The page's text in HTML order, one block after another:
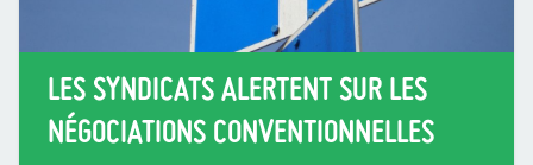
LES SYNDICATS ALERTENT SUR LES
NÉGOCIATIONS CONVENTIONNELLES